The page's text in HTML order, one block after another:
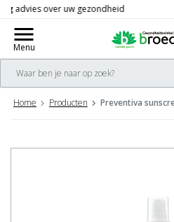
check Gratis
menu
Menu
Home Producten Preventiva